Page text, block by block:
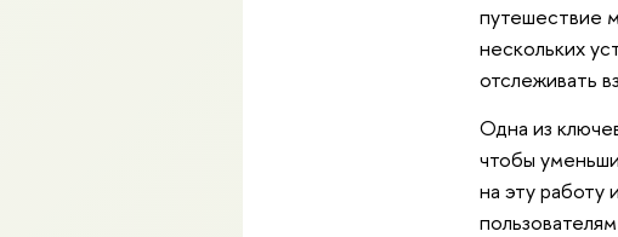
путешествие
нескольких
отслеживать
Одна из
чтобы
на эту